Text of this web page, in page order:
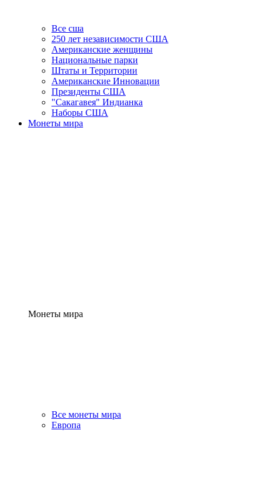
Все сша
250 лет независимости США
Американские женщины
Национальные парки
Штаты и Территории
Американские Инновации
Президенты США
"Сакагавея" Индианка
Наборы США
Монеты мира
Монеты мира
Все монеты мира
Европа